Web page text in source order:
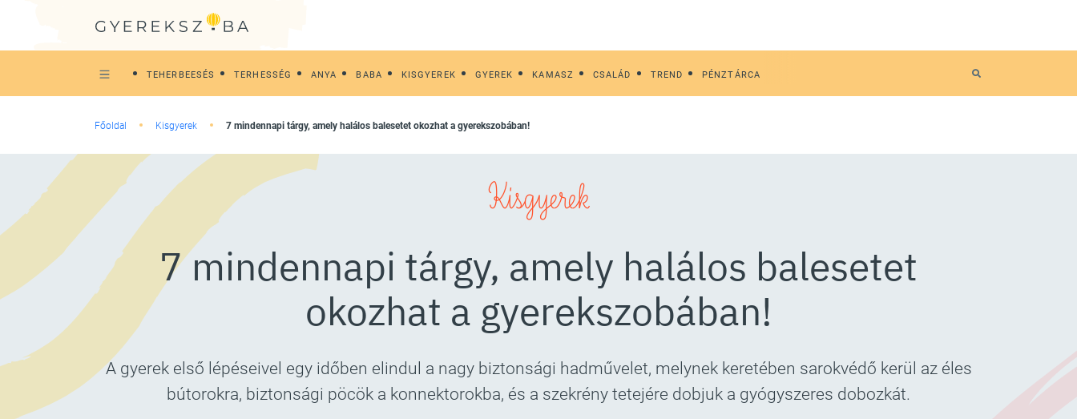
TEHERBEESÉS TERHESSÉG ANYA BABA KISGYEREK GYEREK KAMASZ CSALÁD TREND PÉNZTÁRCA
Főoldal Kisgyerek 7 mindennapi tárgy, amely halálos balesetet okozhat a gyerekszobában!
Kisgyerek
7 mindennapi tárgy, amely halálos balesetet
okozhat a gyerekszobában!
A gyerek első lépéseivel egy időben elindul a nagy biztonsági hadművelet, melynek keretében sarokvédő kerül az éles
bútorokra, biztonsági pöcök a konnektorokba, és a szekrény tetejére dobjuk a gyógyszeres dobozkát.